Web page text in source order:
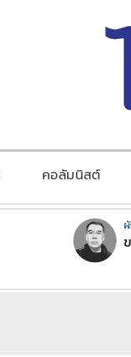
คอลัมนิสต์